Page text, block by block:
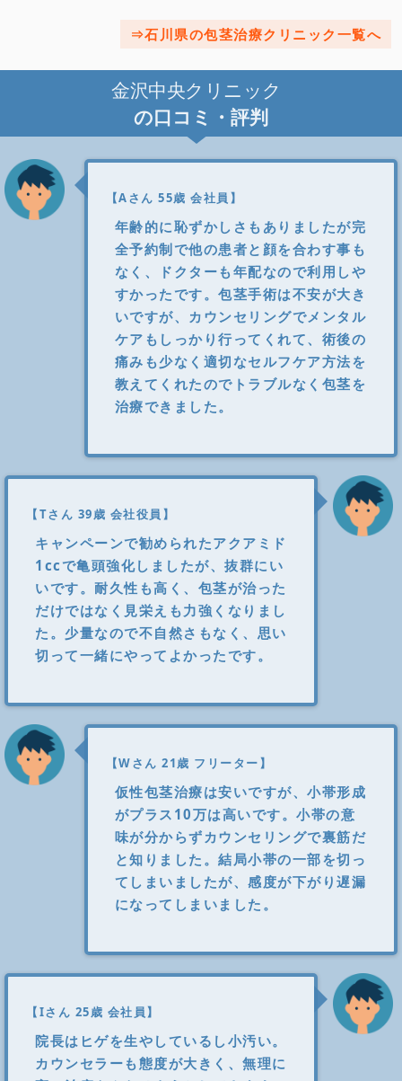
石川県の包茎治療クリニック一覧へ
金沢中央クリニック
の口コミ・評判
【Aさん 55歳 会社員】
年齢的に恥ずかしさもありましたが完
全予約制で他の患者と顔を合わす事も
なく、ドクターも年配なので利用しや
すかったです。包茎手術は不安が大き
いですが、カウンセリングでメンタル
ケアもしっかり行ってくれて、術後の
痛みも少なく適切なセルフケア方法を
教えてくれたのでトラブルなく包茎を
治療できました。
【Tさん 39歳 会社役員】
キャンペーンで勧められたアクアミド
1ccで亀頭強化しましたが、抜群にい
いです。耐久性も高く、包茎が治った
だけではなく見栄えも力強くなりまし
た。少量なので不自然さもなく、思い
切って一緒にやってよかったです。
【Wさん 21歳 フリーター】
仮性包茎治療は安いですが、小帯形成
がプラス10万は高いです。小帯の意
味が分からずカウンセリングで裏筋だ
と知りました。結局小帯の一部を切っ
てしまいましたが、感度が下がり遅漏
になってしまいました。
【Iさん 25歳 会社員】
院長はヒゲを生やしているし小汚い。
カウンセラーも態度が大きく、無理に